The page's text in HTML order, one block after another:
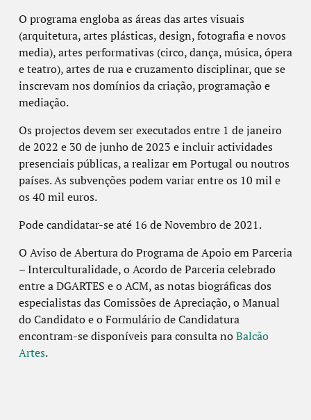
O programa engloba as áreas das artes visuais
(arquitetura, artes plásticas, design, fotografia e novos
media), artes performativas (circo, dança, música, ópera
e teatro), artes de rua e cruzamento disciplinar, que se
inscrevam nos domínios da criação, programação e
mediação.
Os projectos devem ser executados entre 1 de janeiro
de 2022 e 30 de junho de 2023 e incluir actividades
presenciais públicas, a realizar em Portugal ou noutros
países. As subvenções podem variar entre os 10 mil e
os 40 mil euros.
Pode candidatar-se até 16 de Novembro de 2021.
O Aviso de Abertura do Programa de Apoio em Parceria
– Interculturalidade, o Acordo de Parceria celebrado
entre a DGARTES e o ACM, as notas biográficas dos
especialistas das Comissões de Apreciação, o Manual
do Candidato e o Formulário de Candidatura
encontram-se disponíveis para consulta noBalcão
Artes.